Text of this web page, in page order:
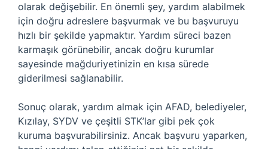
olarak değişebilir. En önemli şey, yardım alabilmek
için doğru adreslere başvurmak ve bu başvuruyu
hızlı bir şekilde yapmaktır. Yardım süreci bazen
karmaşık görünebilir, ancak doğru kurumlar
sayesinde mağduriyetinizin en kısa sürede
giderilmesi sağlanabilir.
Sonuç olarak, yardım almak için AFAD, belediyeler,
Kızılay, SYDV ve çeşitli STK’lar gibi pek çok
kuruma başvurabilirsiniz. Ancak başvuru yaparken,